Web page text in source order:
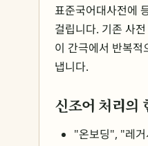
표준국어대사전에
걸립니다. 기존 사
이 간극에서 반복
냅니다.
신조어 처리의
"온보딩", "레